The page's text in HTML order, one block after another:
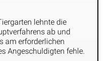
lehnte die
ab und
am erforderlichen
Angeschuldigten fehle.